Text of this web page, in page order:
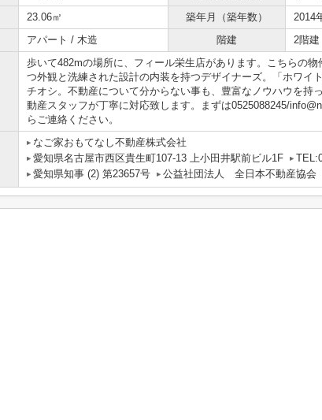
23.06㎡ 築年月（築年数）
2014
アパート / 木造 階建 2階建
歩いて482mの場所に、フィール栄生店があります。こちらの物
つ外観と洗練された設計の内装を持つデザイナーズ。「ホワイ
チオシ。不動産について分からない事も、豊富なノウハウを持
動産スタッフが丁寧に対応致します。まずは0525088245/
らご連絡ください。
なご家おもてなし不動産株式会社
愛知県名古屋市西区貴生町107-13 上小田井駅前ビル1F
愛知県知事 (2) 第23657号
公益社団法人 全日本不動産協会